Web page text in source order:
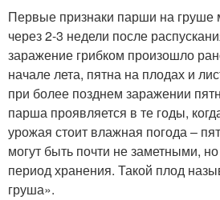
Первые признаки парши на груше
через 2-3 недели после
заражение грибком произошло
начале лета, пятна на плодах и
при более позднем заражении
парша проявляется в те годы,
урожая стоит влажная погода –
могут быть почти не заметными,
период хранения. Такой плод
груша».